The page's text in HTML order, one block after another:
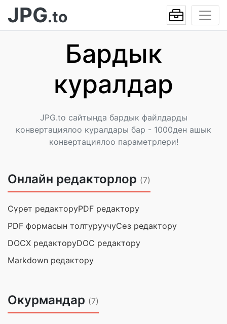
JPG.to
Бардык
куралдар
JPG.to сайтында бардык файлдарды
конвертациялоо куралдары бар - 1000ден ашык
конвертациялоо параметрлери!
Онлайн редакторлор (7)
Сүрөт редакторуPDF редактору
PDF формасын толтуруучуСөз редактору
DOCX редакторуDOC редактору
Markdown редактору
Окурмандар (7)